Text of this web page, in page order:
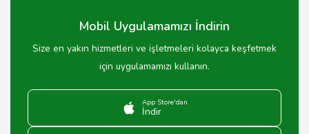
Mobil Uygulamamızı İndirin
Size en yakın hizmetleri ve işletmeleri kolayca keşfetmek
için uygulamamızı kullanın.
App Store'dan
İndir